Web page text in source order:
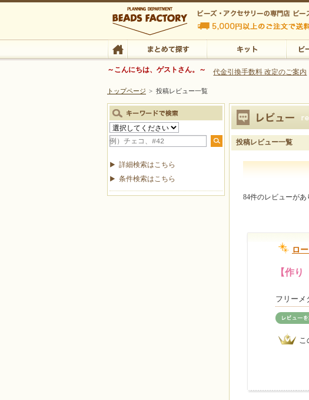
ビーズファクトリー ビーズ・パーツ・金具など・アクセサリー
ビーズ・アクセサリーの専門店 ビ
ビーズ・アクセサリーの専門店 ビーズファクトリー 5,000円以
TOP まとめて探す
～こんにちは、ゲストさん。～ 代金引換手数料 改定のご案内
トップページ > 投稿レビュー一覧
投稿レビュー一覧
84件のレビューがあ
ロ
【作り
フリーメ
こ
詳細検索はこちら
条件検索はこちら